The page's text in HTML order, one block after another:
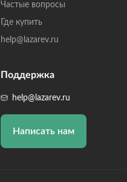
Частые вопросы
Где купить
help@lazarev.ru
Поддержка
help@lazarev.ru
Написать нам